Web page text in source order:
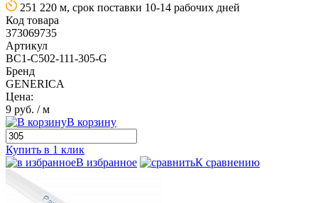
251 220 м, срок поставки 10-14 рабочих дней
Код товара
373069735
Артикул
BC1-C502-111-305-G
Бренд
GENERICA
Цена:
9 руб. / м
В корзину
Купить в 1 клик
В избранное
К сравнению